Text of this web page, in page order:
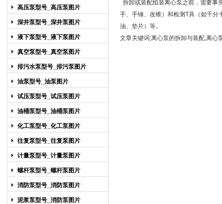
高压泵型号_高压泵图片
深井泵型号_深井泵图片
液下泵型号_液下泵图片
真空泵型号_真空泵图片
排污水泵型号_排污泵图片
油泵型号_油泵图片
试压泵型号_试压泵图片
油桶泵型号_油桶泵图片
化工泵型号_化工泵图片
往复泵型号_往复泵图片
计量泵型号_计量泵图片
螺杆泵型号_螺杆泵图片
消防泵型号_消防泵图片
泥浆泵型号_消防泵图片
拆卸或装配组装离心泵之前，需要事
手、手锤、改锥）和检测T具（如千分
油、垫片）等。
文章关键词;离心泵的拆卸与装配,离心